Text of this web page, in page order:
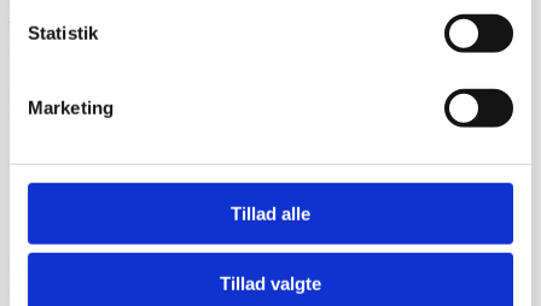
Statistik
Marketing
Tillad alle
Tillad valgte
taget forbehold for eventuelle skader du måtte have set
på varen og som du mener skyldes transporten. Derefter
uden forbehold eller uden at tjekke det først, så er det
da vi ikke kan kræve erstatning fra fragtmanden.
Finansiering via lån / leasing
Du har mulighed for at låne til eller lease dit inventar købt
hos os.